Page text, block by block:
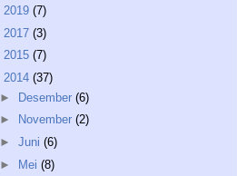
2019 (7)
2017 (3)
2015 (7)
2014 (37)
► Desember (6)
►
November (2)
► Juni (6)
►
Mei (8)